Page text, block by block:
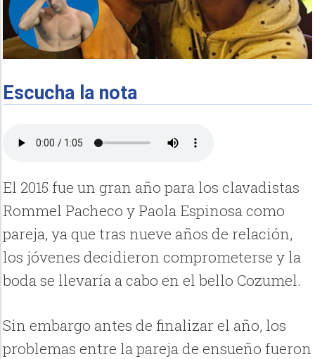
Escucha la nota
El 2015 fue un gran año para los clavadistas
Rommel Pacheco y Paola Espinosa como
pareja, ya que tras nueve años de relación,
los jóvenes decidieron comprometerse y la
boda se llevaría a cabo en el bello Cozumel.
Sin embargo antes de finalizar el año, los
problemas entre la pareja de ensueño fueron